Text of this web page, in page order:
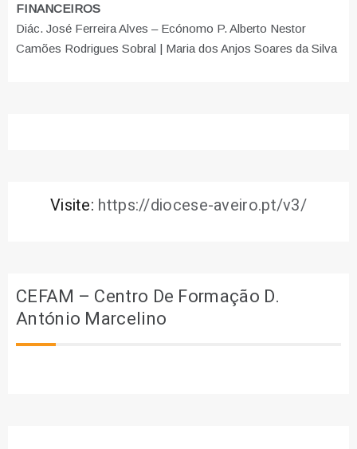
FINANCEIROS
Diác. José Ferreira Alves – Ecónomo P. Alberto Nestor
Camões Rodrigues Sobral | Maria dos Anjos Soares da Silva
Visite: https://diocese-aveiro.pt/v3/
CEFAM – Centro De Formação D.
António Marcelino